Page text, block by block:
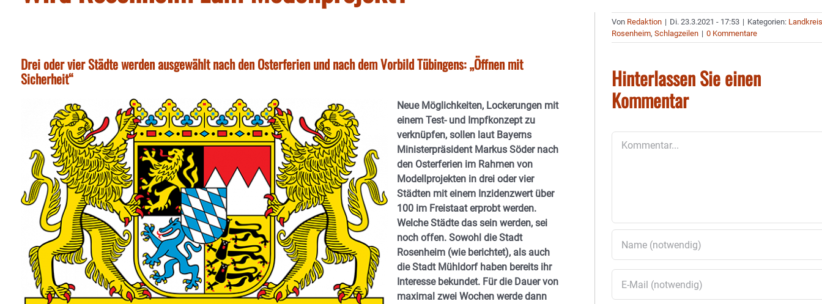
Drei oder vier Städte werden ausgewählt nach den Osterferien und nach dem Vorbild Tübingens: „Öffnen mit
Sicherheit“
Neue Möglichkeiten, Lockerungen mit
einem Test- und Impfkonzept zu
verknüpfen, sollen laut Bayerns
Ministerpräsident Markus Söder nach
den Osterferien im Rahmen von
Modellprojekten in drei oder vier
Städten mit einem Inzidenzwert über
100 im Freistaat erprobt werden.
Welche Städte das sein werden, sei
noch offen. Sowohl die Stadt
Rosenheim (wie berichtet), als auch
die Stadt Mühldorf haben bereits ihr
Interesse bekundet. Für die Dauer von
maximal zwei Wochen werde dann
Von Redaktion | Di. 23.3.2021 - 17:53 | Kategorien:
Rosenheim,Schlagzeilen | 0 Kommentare
Hinterlassen Sie einen
Kommentar